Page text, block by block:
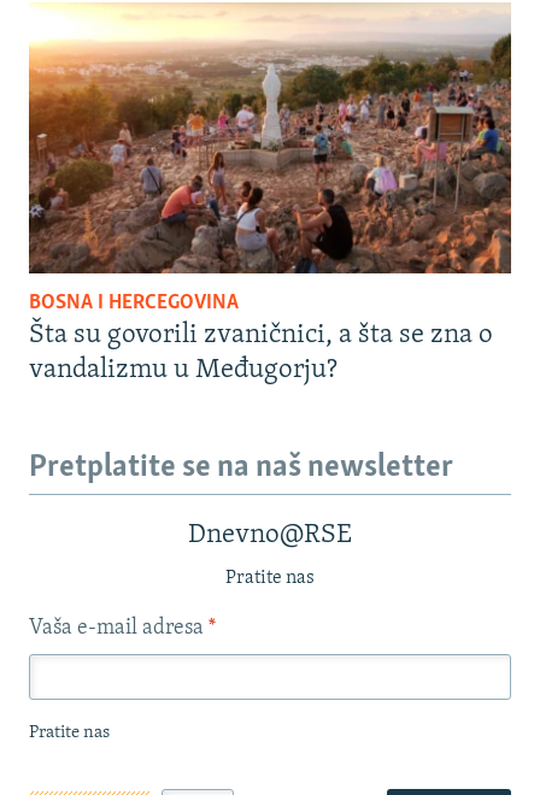
BOSNA I HERCEGOVINA
Šta su govorili zvaničnici, a šta se zna o
vandalizmu u Međugorju?
Pretplatite se na naš newsletter
Dnevno@RSE
Pratite nas
Vaša e-mail adresa *
Pratite nas